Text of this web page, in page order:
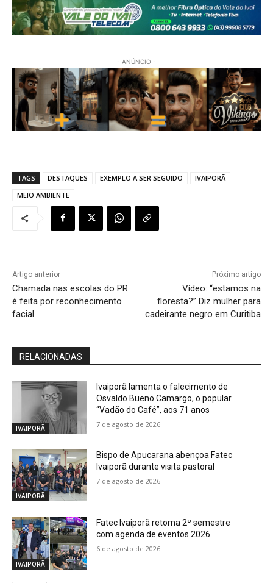
- ANÚNCIO -
TAGS DESTAQUES EXEMPLO A SER SEGUIDO
IVAIPORÃ
MEIO AMBIENTE
Artigo anterior
Chamada nas escolas do PR
é feita por reconhecimento
facial
Próximo artigo
Vídeo: “estamos na
floresta?” Diz mulher para
cadeirante negro em Curitiba
RELACIONADAS
IVAIPORÃ
Ivaiporã lamenta o falecimento de
Osvaldo Bueno Camargo, o popular
“Vadão do Café”, aos 71 anos
7 de agosto de 2026
IVAIPORÃ
Bispo de Apucarana abençoa Fatec
Ivaiporã durante visita pastoral
7 de agosto de 2026
IVAIPORÃ
Fatec Ivaiporã retoma 2º semestre
com agenda de eventos 2026
6 de agosto de 2026